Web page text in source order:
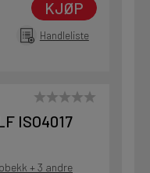
KJØP
Handleliste
ISO4017
+ 3 andre